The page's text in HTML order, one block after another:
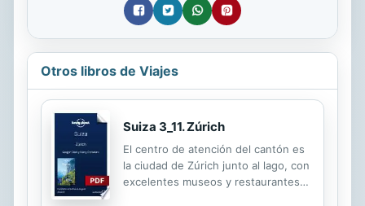
Otros libros de Viajes
Suiza 3_11. Zúrich
El centro de atención del cantón es
la ciudad de Zúrich junto al lago, con
excelentes museos y restaurantes